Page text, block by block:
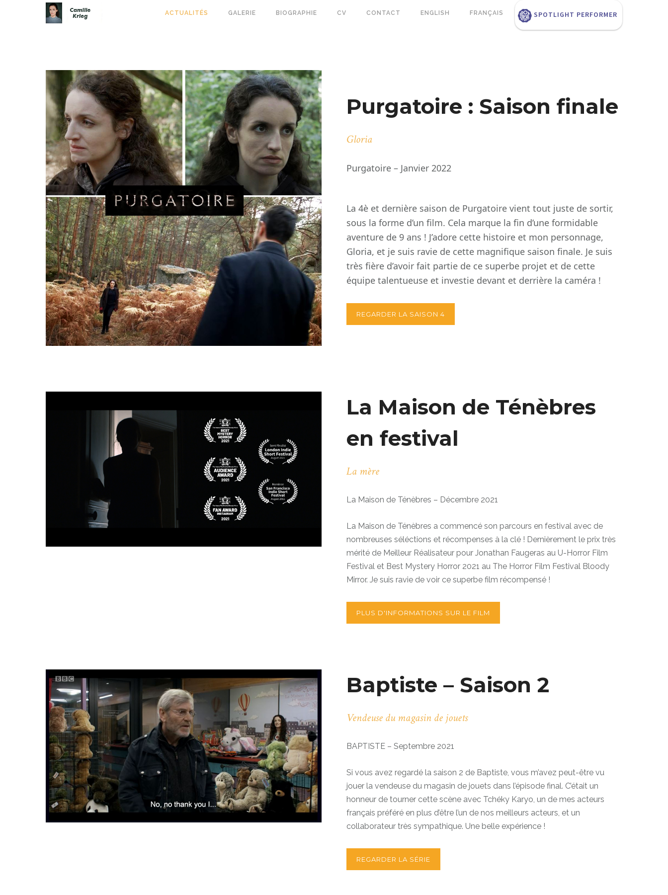
SPOTLIGHT PERFORMER
ACTUALITÉS GALERIE BIOGRAPHIE CV CONTACT ENGLISH FRANÇAIS
Purgatoire : Saison finale
Gloria
Purgatoire – Janvier 2022
La 4è et dernière saison de Purgatoire vient tout juste de sortir,
sous la forme d’un film. Cela marque la fin d’une formidable
aventure de 9 ans ! J’adore cette histoire et mon personnage,
Gloria, et je suis ravie de cette magnifique saison finale. Je suis
très fière d’avoir fait partie de ce superbe projet et de cette
équipe talentueuse et investie devant et derrière la caméra !
REGARDER LA SAISON 4
La Maison de Ténèbres
en festival
La mère
La Maison de Ténèbres – Décembre 2021
La Maison de Ténèbres a commencé son parcours en festival avec de
nombreuses séléctions et récompenses à la clé ! Dernièrement le prix très
mérité de Meilleur Réalisateur pour Jonathan Faugeras au U-Horror Film
Festival et Best Mystery Horror 2021 au The Horror Film Festival Bloody
Mirror. Je suis ravie de voir ce superbe film récompensé !
PLUS D'INFORMATIONS SUR LE FILM
Baptiste – Saison 2
Vendeuse du magasin de jouets
BAPTISTE – Septembre 2021
Si vous avez regardé la saison 2 de Baptiste, vous m’avez peut-être vu
jouer la vendeuse du magasin de jouets dans l’épisode final. C’était un
honneur de tourner cette scène avec Tchéky Karyo, un de mes acteurs
français préféré en plus d’être l’un de nos meilleurs acteurs, et un
collaborateur très sympathique. Une belle expérience !
REGARDER LA SÉRIE